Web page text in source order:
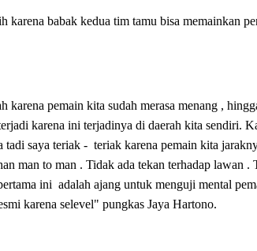
karena babak kedua tim tamu bisa memainkan
karena pemain kita sudah merasa menang ,
karena ini terjadinya di daerah kita sendiri.
saya teriak - teriak karena pemain kita
man to man . Tidak ada tekan terhadap lawan .
ini adalah ajang untuk menguji mental
karena selevel" pungkas Jaya Hartono.